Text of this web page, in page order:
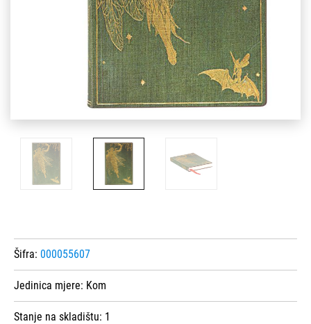
Šifra: 000055607
Jedinica mjere: Kom
Stanje na skladištu: 1